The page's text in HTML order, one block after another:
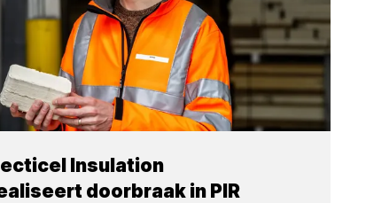
Insulation
doorbraak in PIR